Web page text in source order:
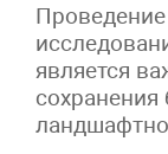
является
сохранения